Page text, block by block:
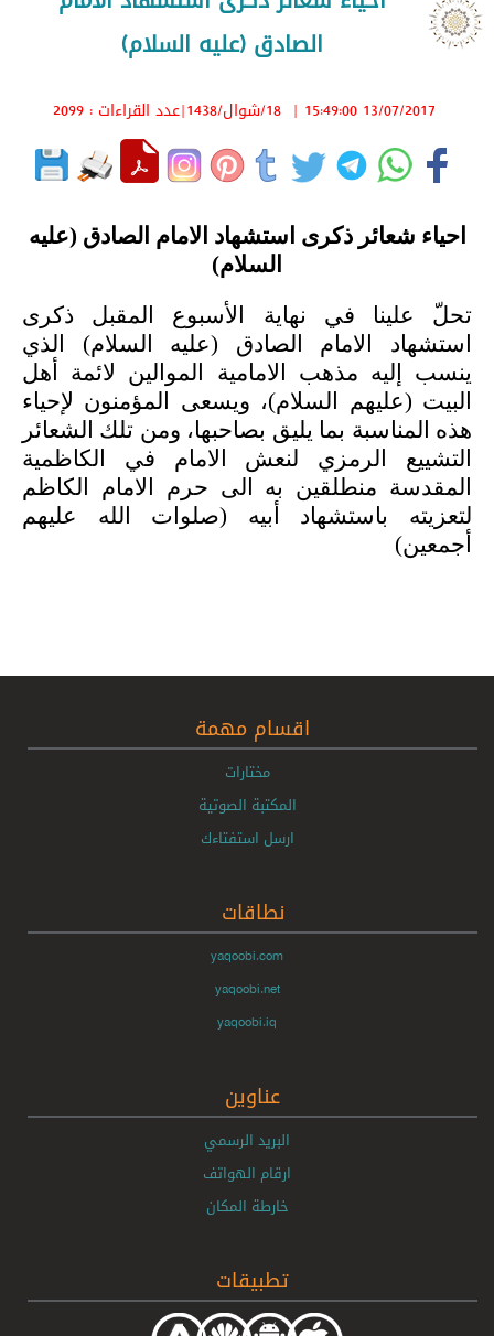
الصادق (عليه السلام)
13/07/2017 15:49:00
| 18/شوال/1438 |عدد القراءات : 2099
احياء شعائر ذكرى استشهاد الامام الصادق (عليه
السلام)
تحلّ علينا في نهاية الأسبوع المقبل ذكرى
استشهاد الامام الصادق (عليه السلام) الذي
ينسب إليه مذهب الامامية الموالين لائمة أهل
البيت (عليهم السلام)، ويسعى المؤمنون لإحياء
هذه المناسبة بما يليق بصاحبها، ومن تلك الشعائر
التشييع الرمزي لنعش الامام في الكاظمية
المقدسة منطلقين به الى حرم الامام الكاظم
لتعزيته باستشهاد أبيه (صلوات الله عليهم
أجمعين)
اقسام مهمة
مختارات
المكتبة الصوتية
ارسل استفتاءك
نطاقات
yaqoobi.com
yaqoobi.net
yaqoobi.iq
عناوين
البريد الرسمي
ارقام الهواتف
خارطة المكان
تطبيقات